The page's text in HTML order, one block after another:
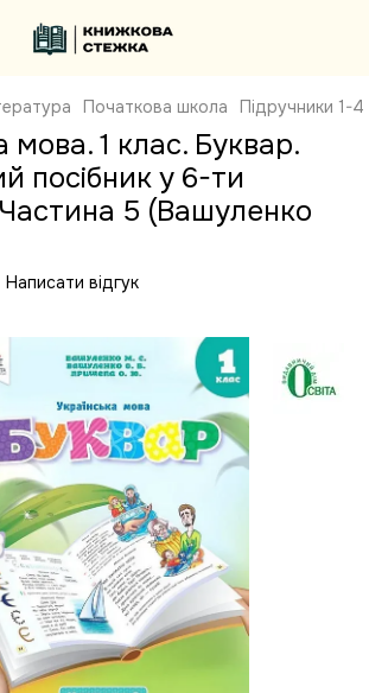
Початкова школа Підручники 1-4
мова. 1 клас. Буквар.
посібник у 6-ти
5 (Вашуленко
Написати відгук